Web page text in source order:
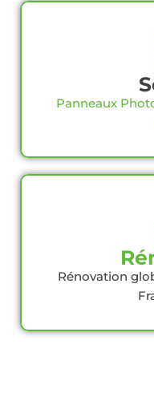
Panneaux
Rénovation